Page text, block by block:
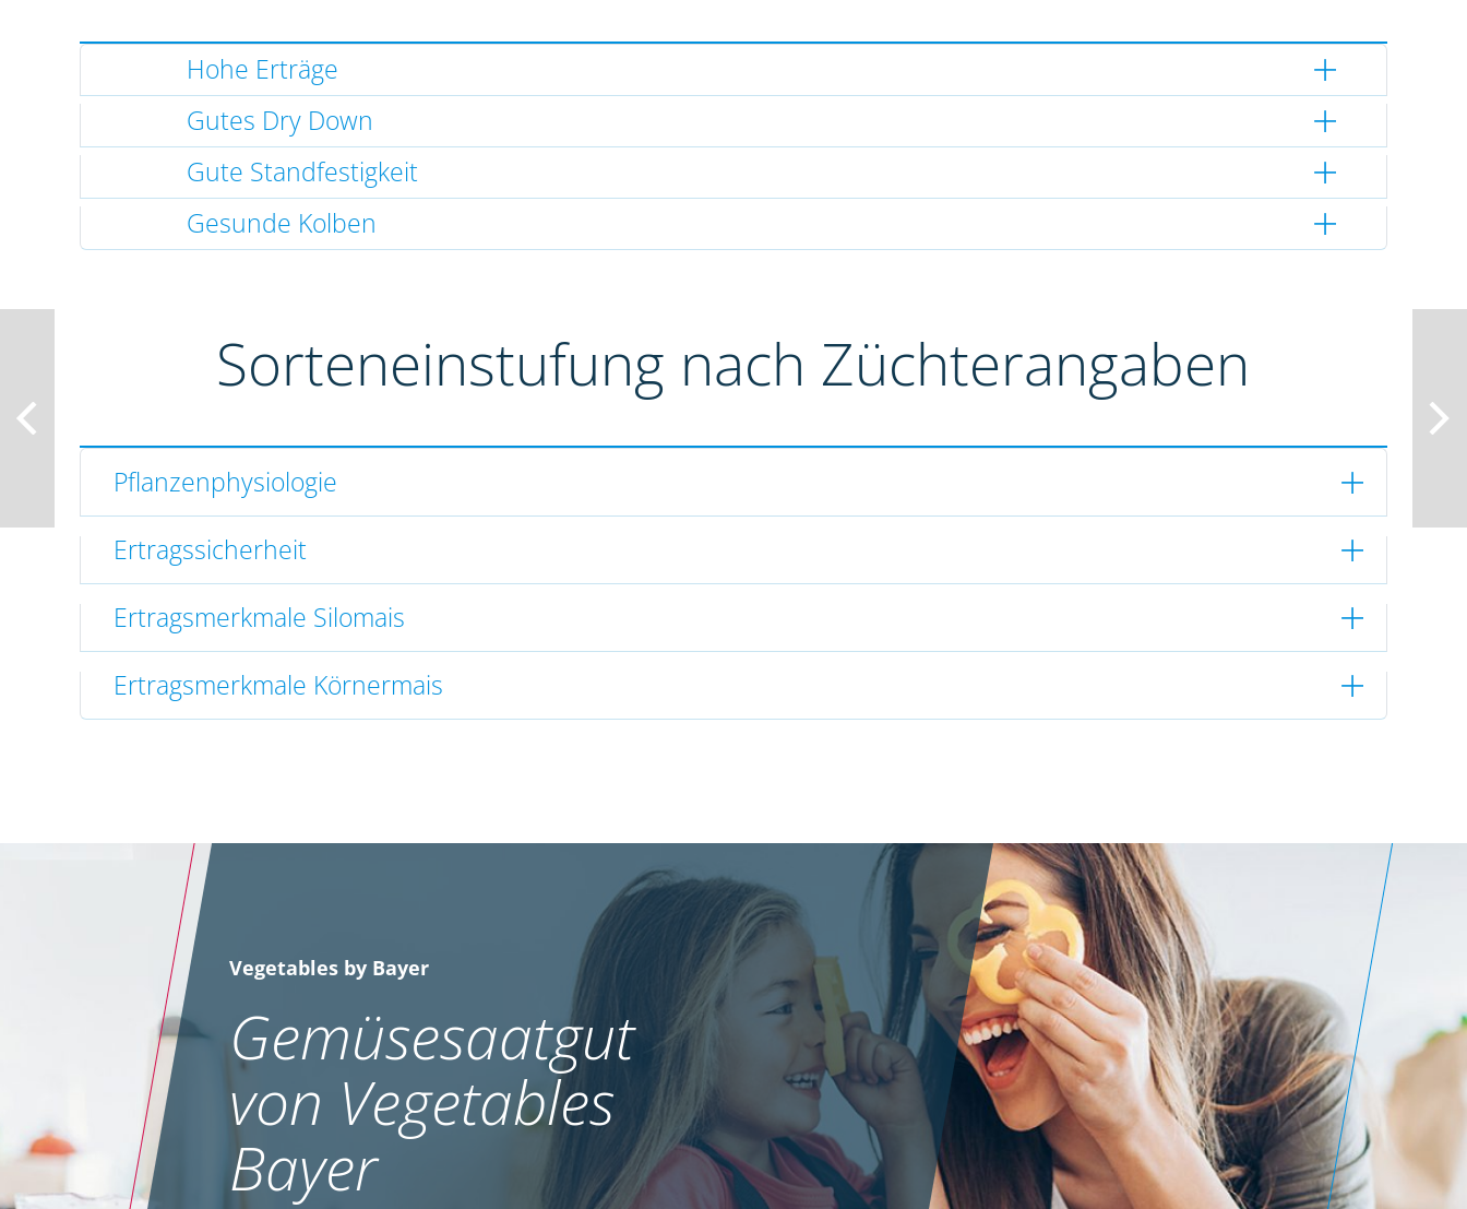
Hohe Erträge
Gutes Dry Down
Gute Standfestigkeit
Gesunde Kolben
Sorteneinstufung nach Züchterangaben
Pflanzenphysiologie
Ertragssicherheit
Ertragsmerkmale Silomais
Ertragsmerkmale Körnermais
Vegetables by Bayer
Gemüsesaatgut
von Vegetables
Bayer